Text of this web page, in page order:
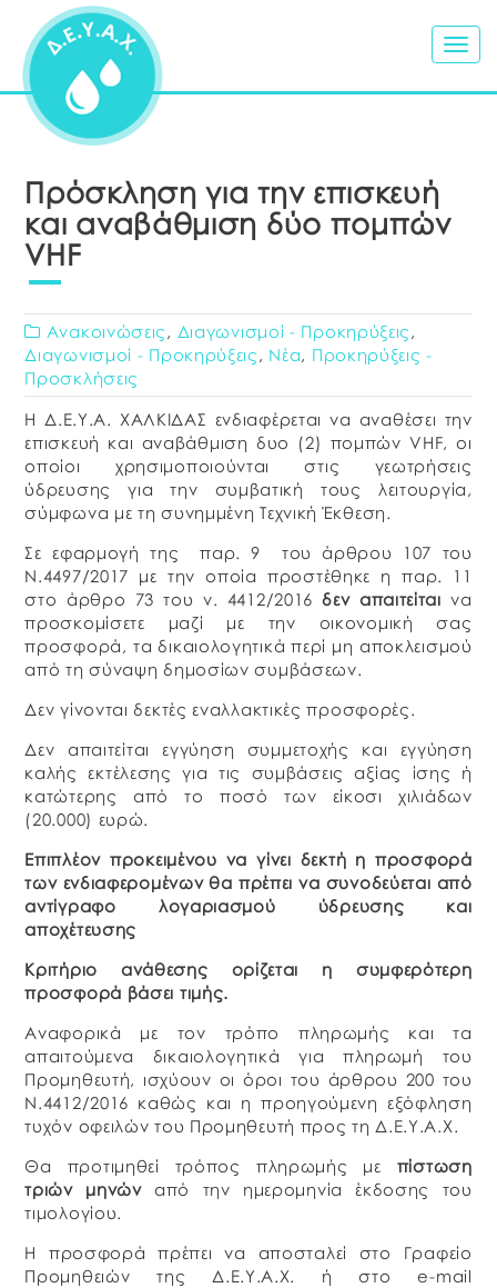
Πρόσκληση για την επισκευή
και αναβάθμιση δύο πομπών
VHF
Ανακοινώσεις , Διαγωνισμοί - Προκηρύξεις ,
Διαγωνισμοί - Προκηρύξεις , Νέα, Προκηρύξεις -
Προσκλήσεις
Η Δ.Ε.Υ.Α. ΧΑΛΚΙΔΑΣ ενδιαφέρεται να αναθέσει την
επισκευή και αναβάθμιση δυο (2) πομπών VHF, οι
οποίοι χρησιμοποιούνται στις γεωτρήσεις
ύδρευσης για την συμβατική τους λειτουργία,
σύμφωνα με τη συνημμένη Τεχνική Έκθεση.
Σε εφαρμογή της παρ. 9 του άρθρου 107 του
Ν.4497/2017 με την οποία προστέθηκε η παρ. 11
στο άρθρο 73 του ν. 4412/2016δεν απαιτείται να
προσκομίσετε μαζί με την οικονομική σας
προσφορά, τα δικαιολογητικά περί μη αποκλεισμού
από τη σύναψη δημοσίων συμβάσεων.
Δεν γίνονται δεκτές εναλλακτικές προσφορές.
Δεν απαιτείται εγγύηση συμμετοχής και εγγύηση
καλής εκτέλεσης για τις συμβάσεις αξίας ίσης ή
κατώτερης από το ποσό των είκοσι χιλιάδων
(20.000) ευρώ.
Επιπλέον προκειμένου να γίνει δεκτή η προσφορά
των ενδιαφερομένων θα πρέπει να συνοδεύεται από
αντίγραφο λογαριασμού ύδρευσης και
αποχέτευσης
Κριτήριο ανάθεσης ορίζεται η συμφερότερη
προσφορά βάσει τιμής.
Αναφορικά με τον τρόπο πληρωμής και τα
απαιτούμενα δικαιολογητικά για πληρωμή του
Προμηθευτή, ισχύουν οι όροι του άρθρου 200 του
Ν.4412/2016 καθώς και η προηγούμενη εξόφληση
τυχόν οφειλών του Προμηθευτή προς τη Δ.Ε.Υ.Α.Χ.
Θα προτιμηθεί τρόπος πληρωμής με πίστωση
τριών μηνώναπό την ημερομηνία έκδοσης του
τιμολογίου.
Η προσφορά πρέπει να αποσταλεί στο Γραφείο
Προμηθειών της Δ.Ε.Υ.Α.Χ. ή στο e-mail